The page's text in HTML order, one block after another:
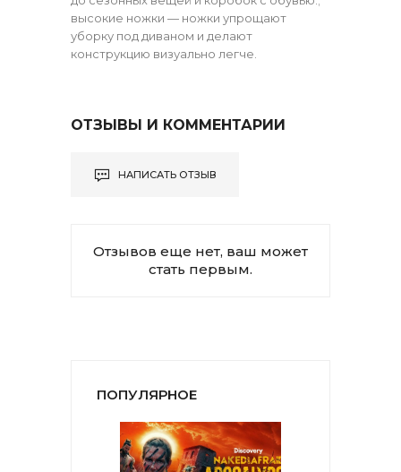
высокие ножки — ножки упрощают
уборку под диваном и делают
конструкцию визуально легче.
ОТЗЫВЫ И КОММЕНТАРИИ
НАПИСАТЬ ОТЗЫВ
Отзывов еще нет, ваш может
стать первым.
ПОПУЛЯРНОЕ